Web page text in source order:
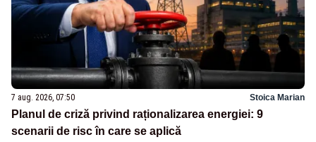
7 aug. 2026, 07:50 Stoica Marian
Planul de criză privind raționalizarea energiei: 9
scenarii de risc în care se aplică